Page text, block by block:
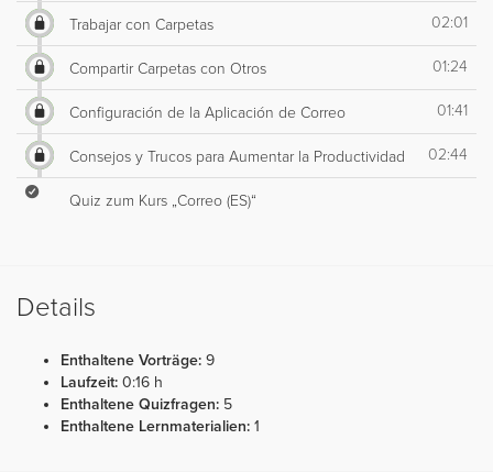
Trabajar con Carpetas 02:01
Compartir Carpetas con Otros 01:24
Configuración de la Aplicación de Correo 01:41
Consejos y Trucos para Aumentar la Productividad 02:44
Quiz zum Kurs „Correo (ES)“
Details
Enthaltene Vorträge: 9
Laufzeit: 0:16 h
Enthaltene Quizfragen: 5
Enthaltene Lernmaterialien: 1